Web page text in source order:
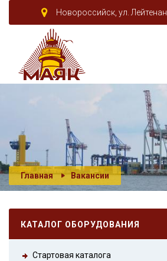
Новороссийск, ул.
Главная Вакансии
КАТАЛОГ ОБОРУДОВАНИЯ
Стартовая каталога